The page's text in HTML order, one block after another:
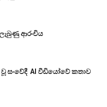
ආරංචිය
AI වීඩියෝවේ කතාව